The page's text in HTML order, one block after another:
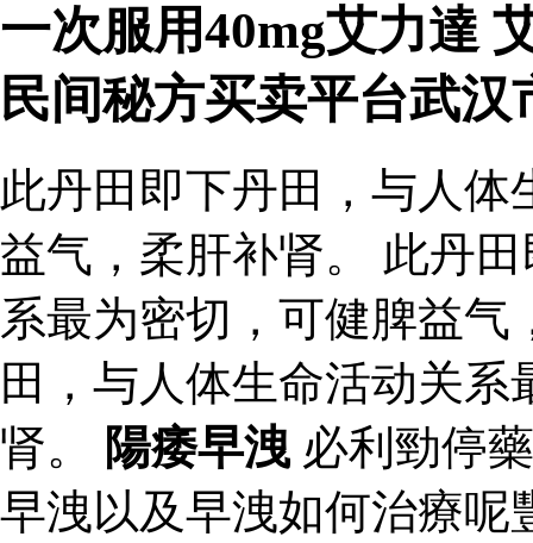
一次服用40mg艾力達
民间秘方买卖平台武汉
此丹田即下丹田，与人
益气，柔肝补肾。 此丹
系最为密切，可健脾益
田，与人体生命活动关
肾。
陽痿早洩 必利勁停
早洩以及早洩如何治療